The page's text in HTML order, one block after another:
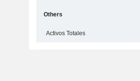
Others
Activos Totales